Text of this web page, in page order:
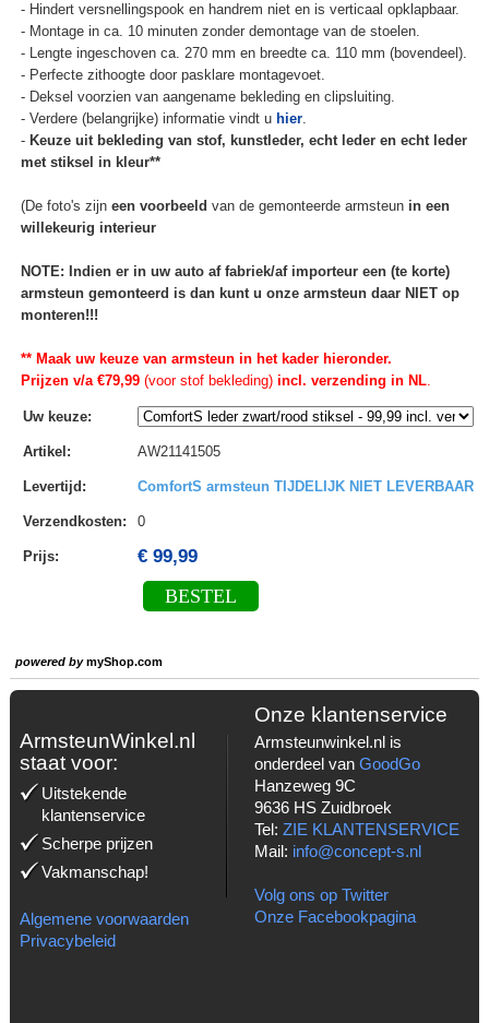
- Hindert versnellingspook en handrem niet en is verticaal opklapbaar.
- Montage in ca. 10 minuten zonder demontage van de stoelen.
- Lengte ingeschoven ca. 270 mm en breedte ca. 110 mm (bovendeel).
- Perfecte zithoogte door pasklare montagevoet.
- Deksel voorzien van aangename bekleding en clipsluiting.
- Verdere (belangrijke) informatie vindt u hier.
- Keuze uit bekleding van stof, kunstleder, echt leder en echt leder
met stiksel in kleur**
(De foto's zijn een voorbeeld van de gemonteerde armsteun in een
willekeurig interieur
NOTE: Indien er in uw auto af fabriek/af importeur een (te korte)
armsteun gemonteerd is dan kunt u onze armsteun daar NIET op
monteren!!!
** Maak uw keuze van armsteun in het kader hieronder.
Prijzen v/a €79,99(voor stof bekleding)incl. verzending in NL.
Uw keuze:
Artikel : AW21141505
Levertijd : ComfortS armsteun TIJDELIJK NIET LEVERBAAR
Verzendkosten: 0
Prijs: € 99,99
BESTEL
powered bymyShop.com
ArmsteunWinkel.nl
staat voor:
Uitstekende
klantenservice
Scherpe prijzen
Vakmanschap!
Algemene voorwaarden
Privacybeleid
Onze klantenservice
Armsteunwinkel.nl is
onderdeel van GoodGo
Hanzeweg 9C
9636 HS Zuidbroek
Tel: ZIE KLANTENSERVICE
Mail: info@concept-s.nl
Volg ons op Twitter
Onze Facebookpagina